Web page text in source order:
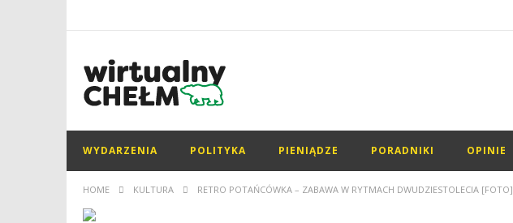
WYDARZENIA POLITYKA PIENIĄDZE PORADNIKI OPINIE
HOME KULTURA RETRO POTAŃCÓWKA – ZABAWA W RYTMACH DWUDZIESTOLECIA [FOTO]